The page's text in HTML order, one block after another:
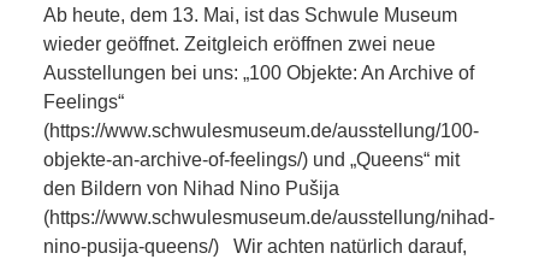
MEINUNG
AUS DEM
KIEZ
GEWERBE
Ab heute, dem 13. Mai, ist das Schwule Museum
wieder geöffnet. Zeitgleich eröffnen zwei neue
Ausstellungen bei uns: „100 Objekte: An Archive of
Feelings“
(https://www.schwulesmuseum.de/ausstellung/100-
objekte-an-archive-of-feelings/) und „Queens“ mit
den Bildern von Nihad Nino Pušija
(https://www.schwulesmuseum.de/ausstellung/nihad-
nino-pusija-queens/) Wir achten natürlich darauf,